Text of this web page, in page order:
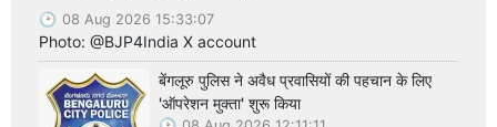
08 Aug 2026 15:33:07
Photo: @BJP4India X account
बेंगलूरु पुलिस ने अवैध प्रवासियों की पहचान के लिए
'ऑपरेशन मुक्ता' शुरू किया